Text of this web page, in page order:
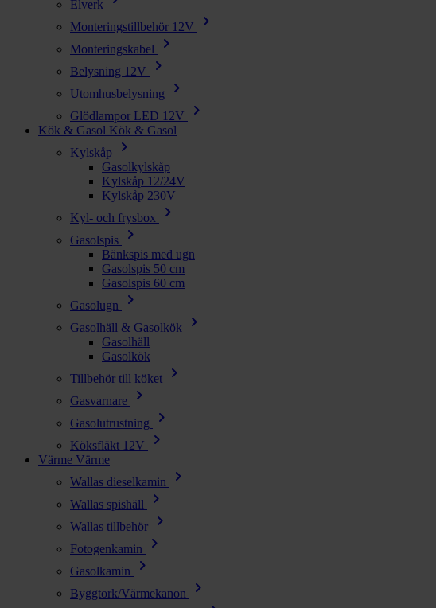
Elverk
Monteringstillbehör 12V chevron_right
Monteringskabel chevron_right
Belysning 12V chevron_right
Utomhusbelysning chevron_right
Glödlampor LED 12V chevron_right
Kök & Gasol Kök & Gasol
Kylskåp
chevron_right
Gasolkylskåp
Kylskåp 12/24V
Kylskåp 230V
Kyl- och frysbox
chevron_right
Gasolspis chevron_right
Bänkspis med ugn
Gasolspis 50 cm
Gasolspis 60 cm
Gasolugn
chevron_right
Gasolhäll & Gasolkök chevron_right
Gasolhäll
Gasolkök
Tillbehör till köket
chevron_right
Gasvarnare chevron_right
Gasolutrustning chevron_right
Köksfläkt 12V chevron_right
Värme Värme
Wallas dieselkamin
chevron_right
Wallas spishäll chevron_right
Wallas tillbehör chevron_right
Fotogenkamin chevron_right
Gasolkamin chevron_right
Byggtork/Värmekanon chevron_right